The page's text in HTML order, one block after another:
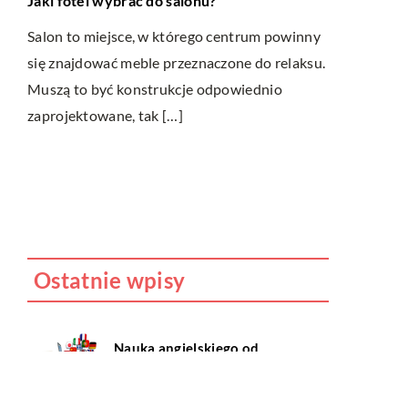
Salon to miejsce, w którego centrum powinny
się znajdować meble przeznaczone do relaksu.
Muszą to być konstrukcje odpowiednio
zaprojektowane, tak […]
Ostatnie wpisy
Nauka angielskiego od